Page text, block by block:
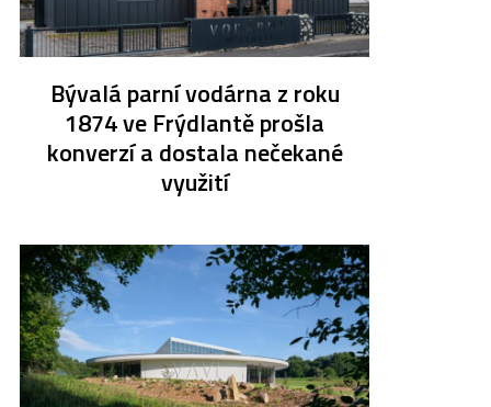
Bývalá parní vodárna z roku
1874 ve Frýdlantě prošla
konverzí a dostala nečekané
využití